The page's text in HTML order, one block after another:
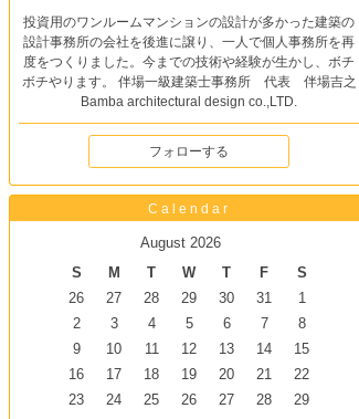
投資用のワンルームマンションの設計が多かった建築の
設計事務所の会社を後進に譲り、一人で個人事務所を再
度をつくりました。今までの技術や経験が生かし、ボチ
ボチやります。 伴場一級建築士事務所 代表 伴場吉之
Bamba architectural design co.,LTD.
フォローする
Calendar
August 2026
S
M T W T F
S
26
27 28 29 30 31
1
2
3 4 5 6 7
8
9
10 11 12 13 14
15
16
17 18 19 20 21
22
23
24 25 26 27 28
29